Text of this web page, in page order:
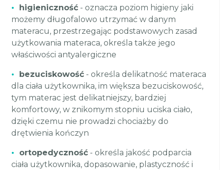
• higieniczność - oznacza poziom higieny jaki
możemy długofalowo utrzymać w danym
materacu, przestrzegając podstawowych zasad
użytkowania materaca, określa także jego
właściwości antyalergiczne
• bezuciskowość - określa delikatność materaca
dla ciała użytkownika, im większa bezuciskowość,
tym materac jest delikatniejszy, bardziej
komfortowy, w znikomym stopniu uciska ciało,
dzięki czemu nie prowadzi chociażby do
drętwienia kończyn
• ortopedyczność - określa jakość podparcia
ciała użytkownika, dopasowanie, plastyczność i